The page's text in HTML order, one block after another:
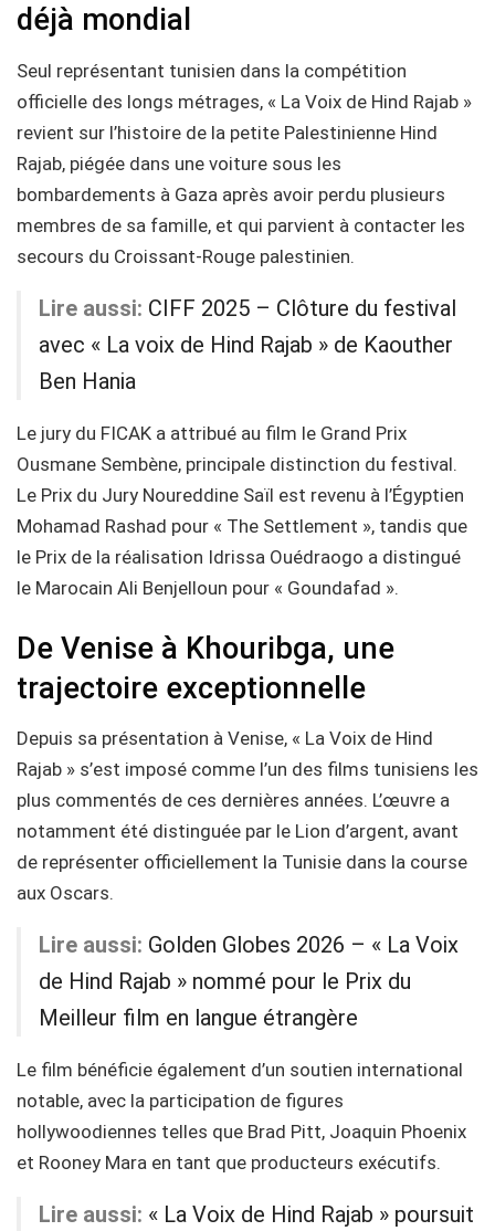
déjà mondial
Seul représentant tunisien dans la compétition
officielle des longs métrages, « La Voix de Hind Rajab »
revient sur l’histoire de la petite Palestinienne Hind
Rajab, piégée dans une voiture sous les
bombardements à Gaza après avoir perdu plusieurs
membres de sa famille, et qui parvient à contacter les
secours du Croissant-Rouge palestinien.
Lire aussi: CIFF 2025 – Clôture du festival
avec « La voix de Hind Rajab » de Kaouther
Ben Hania
Le jury du FICAK a attribué au film le Grand Prix
Ousmane Sembène, principale distinction du festival.
Le Prix du Jury Noureddine Saïl est revenu à l’Égyptien
Mohamad Rashad pour « The Settlement », tandis que
le Prix de la réalisation Idrissa Ouédraogo a distingué
le Marocain Ali Benjelloun pour « Goundafad ».
De Venise à Khouribga, une
trajectoire exceptionnelle
Depuis sa présentation à Venise, « La Voix de Hind
Rajab » s’est imposé comme l’un des films tunisiens les
plus commentés de ces dernières années. L’œuvre a
notamment été distinguée par le Lion d’argent, avant
de représenter officiellement la Tunisie dans la course
aux Oscars.
Lire aussi: Golden Globes 2026 – « La Voix
de Hind Rajab » nommé pour le Prix du
Meilleur film en langue étrangère
Le film bénéficie également d’un soutien international
notable, avec la participation de figures
hollywoodiennes telles que Brad Pitt, Joaquin Phoenix
et Rooney Mara en tant que producteurs exécutifs.
Lire aussi: « La Voix de Hind Rajab » poursuit